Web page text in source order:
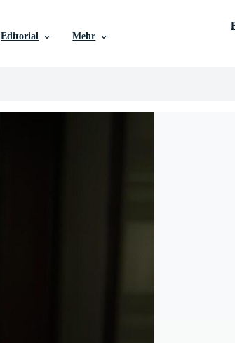
Editorial Mehr